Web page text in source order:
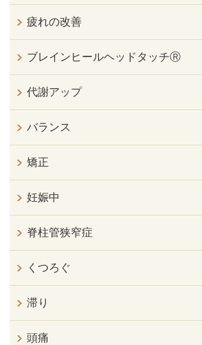
疲れの改善
ブレインヒールヘッドタッチⓇ
代謝アップ
バランス
矯正
妊娠中
脊柱管狭窄症
くつろぐ
滞り
頭痛